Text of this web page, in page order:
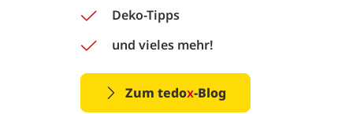
Deko-Tipps
und vieles mehr!
Zum tedox-Blog